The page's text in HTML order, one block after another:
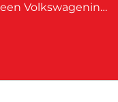
Tervetuloa tutustumaan sähköiseen Volkswagenin ID-sarjaan – sähköautojen uuteen sukupolveen, joka tarjoaa kestävää liikkuvuutta ja huipputeknologiaa. VW ID-sarja käsittää monipuolisen valikoiman malleja, jotka vievät ajamisen uudelle tasolle. Pienimpään kokoluokkaan sijoittuva